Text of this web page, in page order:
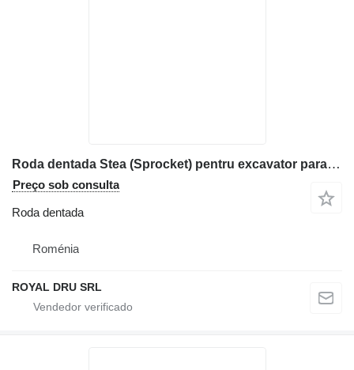
Roda dentada Stea (Sprocket) pentru excavator para máquinas de construção Volvo EC290CL
Preço sob consulta
Roda dentada
Roménia
ROYAL DRU SRL